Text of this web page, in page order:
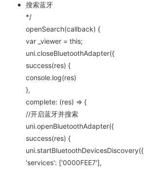
搜索蓝牙
*/
openSearch(callback) {
var _viewer = this;
uni.closeBluetoothAdapter({
success(res) {
console.log(res)
},
complete: (res) => {
//开启蓝牙并搜索
uni.openBluetoothAdapter({
success(res) {
uni.startBluetoothDevicesDiscovery({
'services': ['0000FEE7'],